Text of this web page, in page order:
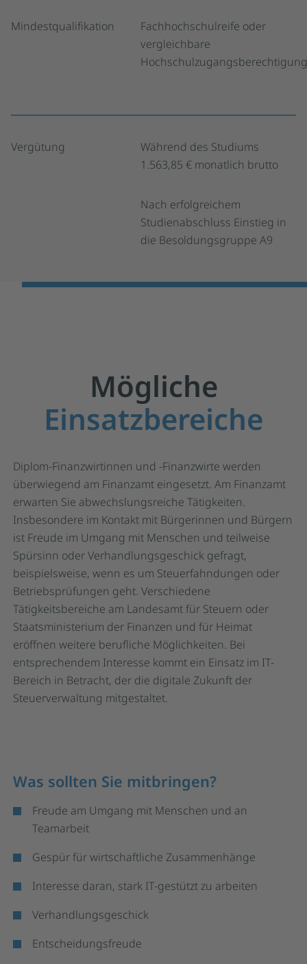
Mindestqualifikation
Fachhochschulreife oder
vergleichbare
Vergütung
Während des Studiums
1.563,85 € monatlich brutto
Nach erfolgreichem
Studienabschluss Einstieg in
die Besoldungsgruppe A9
Mögliche
Einsatzbereiche
Diplom-Finanzwirtinnen und -Finanzwirte werden
überwiegend am Finanzamt eingesetzt. Am Finanzamt
erwarten Sie abwechslungsreiche Tätigkeiten.
Insbesondere im Kontakt mit Bürgerinnen und Bürgern
ist Freude im Umgang mit Menschen und teilweise
Spürsinn oder Verhandlungsgeschick gefragt,
beispielsweise, wenn es um Steuerfahndungen oder
Betriebsprüfungen geht. Verschiedene
Tätigkeitsbereiche am Landesamt für Steuern oder
Staatsministerium der Finanzen und für Heimat
eröffnen weitere berufliche Möglichkeiten. Bei
entsprechendem Interesse kommt ein Einsatz im IT-
Bereich in Betracht, der die digitale Zukunft der
Steuerverwaltung mitgestaltet.
Was sollten Sie mitbringen?
Freude am Umgang mit Menschen und an
Teamarbeit
Gespür für wirtschaftliche Zusammenhänge
Interesse daran, stark IT-gestützt zu arbeiten
Verhandlungsgeschick
Entscheidungsfreude